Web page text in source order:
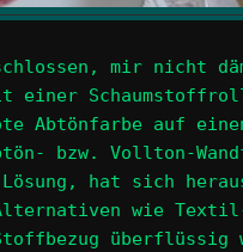
mir nicht
einer
Abtönfarbe auf
bzw. Vollton-
Lösung, hat sich
wie
überflüssig